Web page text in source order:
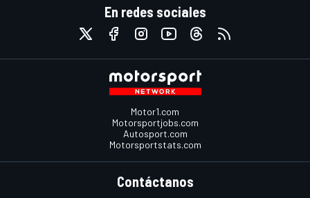
En redes sociales
Motor1.com
Motorsportjobs.com
Autosport.com
Motorsportstats.com
Contáctanos